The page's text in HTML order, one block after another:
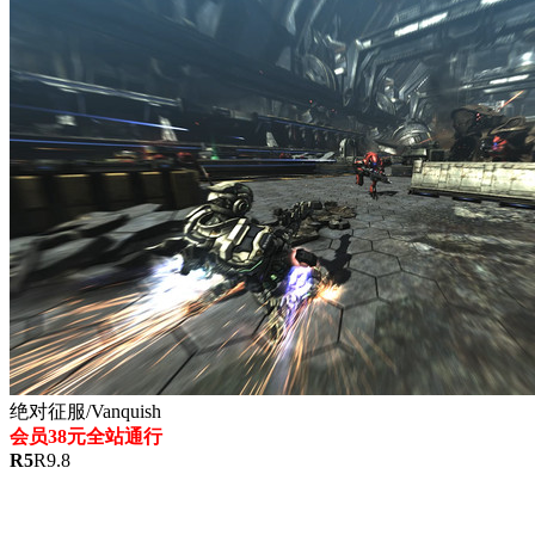
绝对征服/Vanquish
会员38元全站通行
R5R9.8